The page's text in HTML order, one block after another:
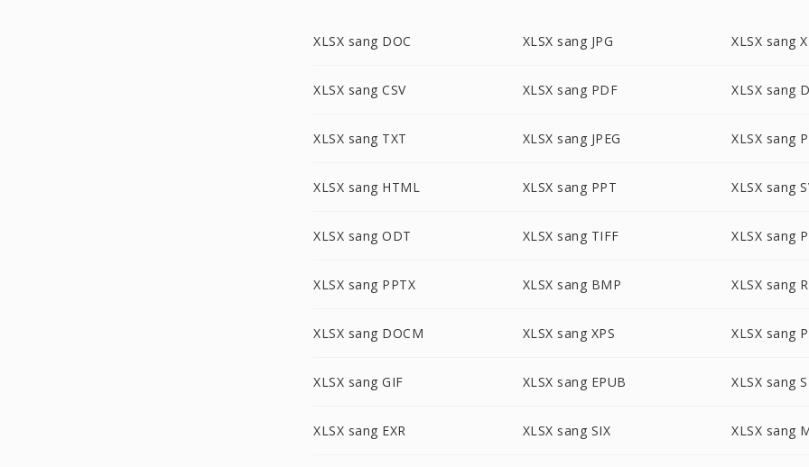
XLSX sang DOC XLSX sang JPG XLSX sang
XLSX sang CSV XLSX sang PDF XLSX sang
XLSX sang TXT XLSX sang JPEG XLSX sang
XLSX sang HTML XLSX sang PPT XLSX sang
XLSX sang ODT XLSX sang TIFF XLSX sang
XLSX sang PPTX XLSX sang BMP XLSX sang
XLSX sang DOCM XLSX sang XPS XLSX sang
XLSX sang GIF XLSX sang EPUB XLSX sang
XLSX sang EXR XLSX sang SIX XLSX sang